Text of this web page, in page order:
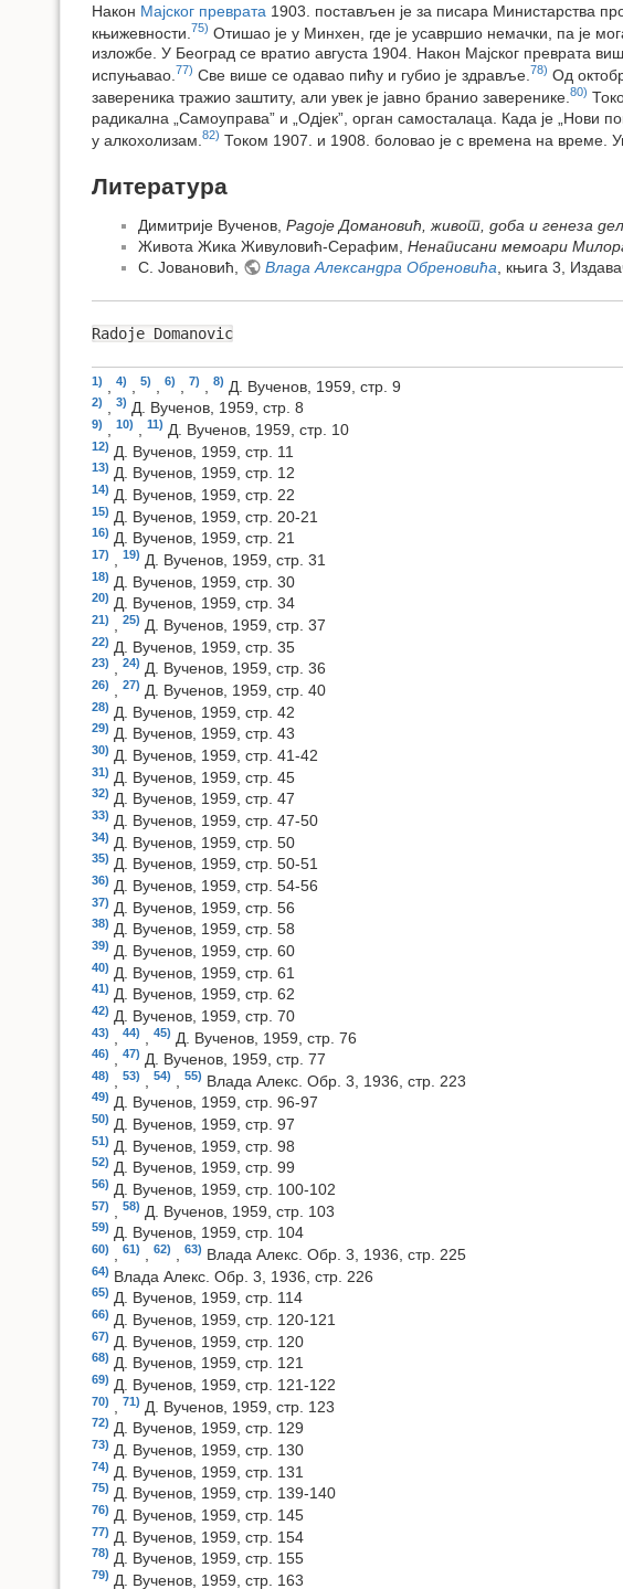
Након Мајског преврата 1903. постављен је за писара Министарства
књижевности. 75) Отишао је у Минхен, где је усавршио немачки, па је
изложбе. У Београд се вратио августа 1904. Након Мајског преврата
испуњавао. 77) Све више се одавао пићу и губио је здравље. 78) Од
завереника тражио заштиту, али увек је јавно бранио заверенике. 80)
радикална „Самоуправа” и „Одјек”, орган самосталаца. Када је „Нови
у алкохолизам. 82) Током 1907. и 1908. боловао је с времена на време.
Литература
Димитрије Вученов, Радоје Домановић, живот, доба и генеза
Живота Жика Живуловић-Серафим, Ненаписани мемоари
С. Јовановић,
Влада Александра Обреновића , књига 3,
Radoje Domanovic
1) 4) 5) 6) 7) 8) Д. Вученов, 1959, стр. 9
2) 3) Д. Вученов, 1959, стр. 8
9) 10) 11) Д. Вученов, 1959, стр. 10
12) Д. Вученов, 1959, стр. 11
13) Д. Вученов, 1959, стр. 12
14) Д. Вученов, 1959, стр. 22
15) Д. Вученов, 1959, стр. 20-21
16) Д. Вученов, 1959, стр. 21
17) 19) Д. Вученов, 1959, стр. 31
18) Д. Вученов, 1959, стр. 30
20) Д. Вученов, 1959, стр. 34
21) 25) Д. Вученов, 1959, стр. 37
22) Д. Вученов, 1959, стр. 35
23) 24) Д. Вученов, 1959, стр. 36
26) 27) Д. Вученов, 1959, стр. 40
28) Д. Вученов, 1959, стр. 42
29) Д. Вученов, 1959, стр. 43
30) Д. Вученов, 1959, стр. 41-42
31) Д. Вученов, 1959, стр. 45
32) Д. Вученов, 1959, стр. 47
33) Д. Вученов, 1959, стр. 47-50
34) Д. Вученов, 1959, стр. 50
35) Д. Вученов, 1959, стр. 50-51
36) Д. Вученов, 1959, стр. 54-56
37) Д. Вученов, 1959, стр. 56
38) Д. Вученов, 1959, стр. 58
39) Д. Вученов, 1959, стр. 60
40) Д. Вученов, 1959, стр. 61
41) Д. Вученов, 1959, стр. 62
42) Д. Вученов, 1959, стр. 70
43) 44) 45) Д. Вученов, 1959, стр. 76
46) 47) Д. Вученов, 1959, стр. 77
48) 53) 54) 55) Влада Алекс. Обр. 3, 1936, стр. 223
49) Д. Вученов, 1959, стр. 96-97
50) Д. Вученов, 1959, стр. 97
51) Д. Вученов, 1959, стр. 98
52) Д. Вученов, 1959, стр. 99
56) Д. Вученов, 1959, стр. 100-102
57) 58) Д. Вученов, 1959, стр. 103
59) Д. Вученов, 1959, стр. 104
60) 61) 62) 63) Влада Алекс. Обр. 3, 1936, стр. 225
64) Влада Алекс. Обр. 3, 1936, стр. 226
65) Д. Вученов, 1959, стр. 114
66) Д. Вученов, 1959, стр. 120-121
67) Д. Вученов, 1959, стр. 120
68) Д. Вученов, 1959, стр. 121
69) Д. Вученов, 1959, стр. 121-122
70) 71) Д. Вученов, 1959, стр. 123
72) Д. Вученов, 1959, стр. 129
73) Д. Вученов, 1959, стр. 130
74) Д. Вученов, 1959, стр. 131
75) Д. Вученов, 1959, стр. 139-140
76) Д. Вученов, 1959, стр. 145
77) Д. Вученов, 1959, стр. 154
78) Д. Вученов, 1959, стр. 155
79) Д. Вученов, 1959, стр. 163